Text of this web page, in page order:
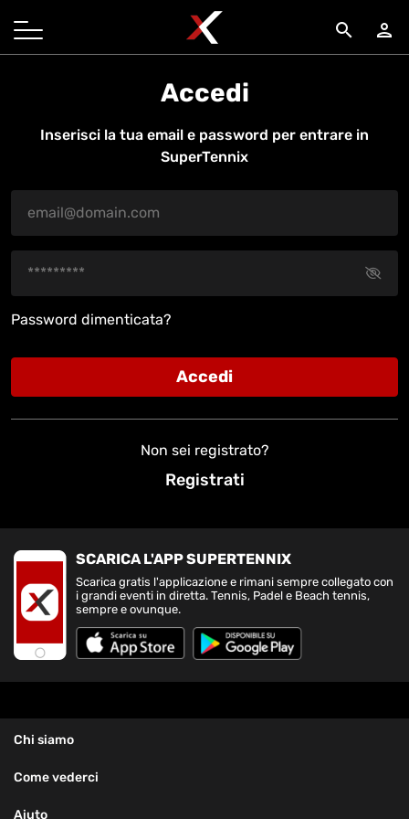
search person
Accedi
Inserisci la tua email e password per entrare in
SuperTennix
Password dimenticata?
Accedi
Non sei registrato?
Registrati
SCARICA L'APP SUPERTENNIX
Scarica gratis l'applicazione e rimani sempre collegato con
i grandi eventi in diretta. Tennis, Padel e Beach tennis,
sempre e ovunque.
Chi siamo
Come vederci
Aiuto